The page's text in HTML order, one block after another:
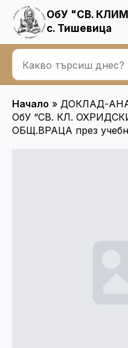
ОбУ "СВ.
с. Тишевица
Начало » ДОКЛАД-
ОбУ “СВ. КЛ.
ОБЩ.ВРАЦА през